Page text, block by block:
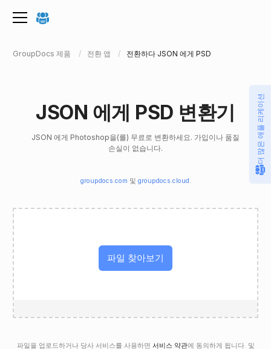
GroupDocs 제품 전환 앱 전환하다 JSON 에게 PSD
JSON 에게 PSD 변환기
JSON 에게 Photoshop을(를) 무료로 변환하세요. 가입이나 품질
손실이 없습니다.
groupdocs.com 및 groupdocs.cloud .
파일 찾아보기
파일을 업로드하거나 당사 서비스를 사용하면 서비스 약관에 동의하게 됩니다. 및
더 많은 애플 리케이션